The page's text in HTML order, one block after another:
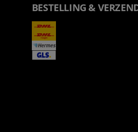
BESTELLING &